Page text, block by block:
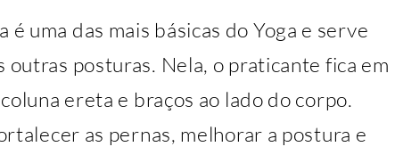
é uma das mais básicas do Yoga e serve
outras posturas. Nela, o praticante fica em
ereta e braços ao lado do corpo.
as pernas, melhorar a postura e